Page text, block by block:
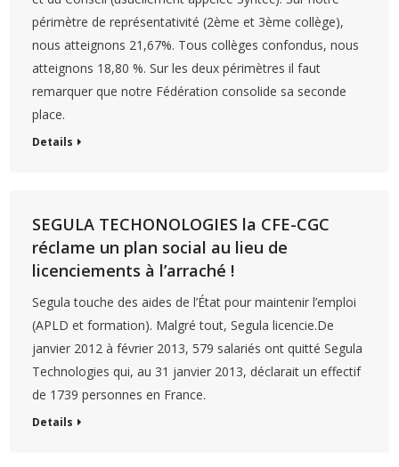
périmètre de représentativité (2ème et 3ème collège),
nous atteignons 21,67%. Tous collèges confondus, nous
atteignons 18,80 %. Sur les deux périmètres il faut
remarquer que notre Fédération consolide sa seconde
place.
Details
SEGULA TECHONOLOGIES la CFE-CGC
réclame un plan social au lieu de
licenciements à l’arraché !
Segula touche des aides de l’État pour maintenir l’emploi
(APLD et formation). Malgré tout, Segula licencie.De
janvier 2012 à février 2013, 579 salariés ont quitté Segula
Technologies qui, au 31 janvier 2013, déclarait un effectif
de 1739 personnes en France.
Details